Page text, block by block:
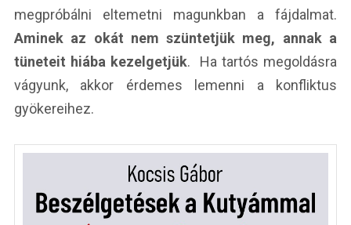
megpróbálni eltemetni magunkban a fájdalmat.
Aminek az okát nem szüntetjük meg, annak a
tüneteit hiába kezelgetjük. Ha tartós megoldásra
vágyunk, akkor érdemes lemenni a konfliktus
gyökereihez.